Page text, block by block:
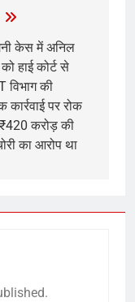
केस में अनिल
हाई कोर्ट से
विभाग की
कार्रवाई पर रोक
करोड़ की
का आरोप था